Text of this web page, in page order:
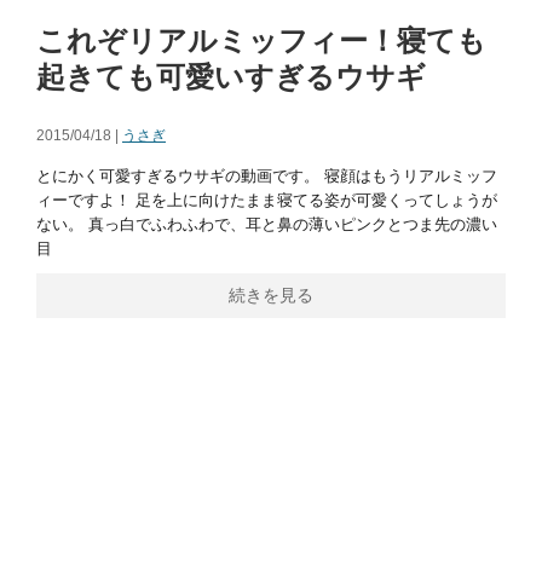
これぞリアルミッフィー！寝ても
起きても可愛いすぎるウサギ
2015/04/18 | うさぎ
とにかく可愛すぎるウサギの動画です。 寝顔はもうリアルミッフ
ィーですよ！ 足を上に向けたまま寝てる姿が可愛くってしょうが
ない。 真っ白でふわふわで、耳と鼻の薄いピンクとつま先の濃い
目
続きを見る